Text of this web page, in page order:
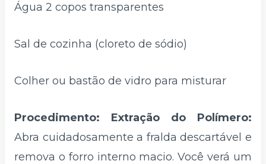
Água 2 copos transparentes
Sal de cozinha (cloreto de sódio)
Colher ou bastão de vidro para misturar
Procedimento: Extração do Polímero:
Abra cuidadosamente a fralda descartável e
remova o forro interno macio. Você verá um